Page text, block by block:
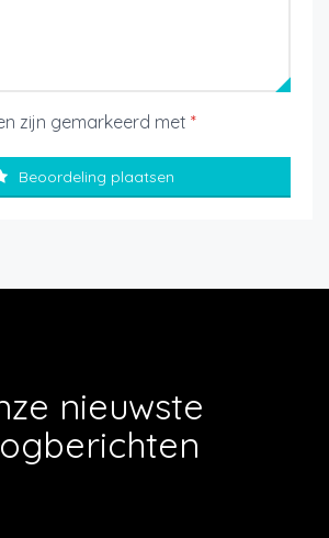
zijn gemarkeerd met *
Beoordeling plaatsen
nieuwste